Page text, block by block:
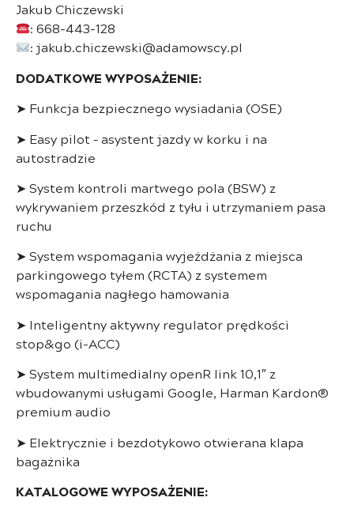
Jakub Chiczewski
: 668-443-128
: jakub.chiczewski@adamowscy.pl
DODATKOWE WYPOSAŻENIE:
➤ Funkcja bezpiecznego wysiadania (OSE)
➤ Easy pilot – asystent jazdy w korku i na
autostradzie
➤ System kontroli martwego pola (BSW) z
wykrywaniem przeszkód z tyłu i utrzymaniem pasa
ruchu
➤ System wspomagania wyjeżdżania z miejsca
parkingowego tyłem (RCTA) z systemem
wspomagania nagłego hamowania
➤ Inteligentny aktywny regulator prędkości
stop&go (i-ACC)
➤ System multimedialny openR link 10,1″ z
wbudowanymi usługami Google, Harman Kardon®
premium audio
➤ Elektrycznie i bezdotykowo otwierana klapa
bagażnika
KATALOGOWE WYPOSAŻENIE: